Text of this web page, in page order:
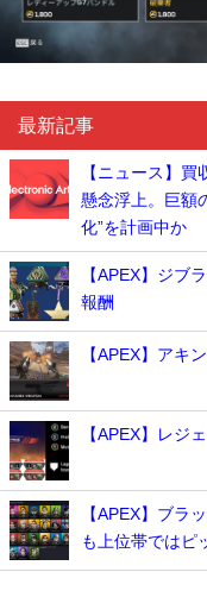
最新記事
【ニュース】
懸念浮上。巨額
化”を計画中か
【APEX】ジブ
報酬
【APEX】アキ
【APEX】レジ
【APEX】ブラ
も上位帯ではピ